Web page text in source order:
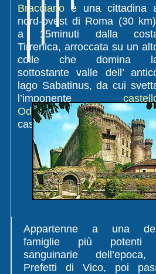
Bracciano è una cittadina
nord-ovest di Roma (30
a 15minuti dalla
Tirrenica, arroccata su un
colle che domina
sottostante valle dell’
lago Sabatinus, da cui
l’imponente
Odescalchi, uno dei più
castelli europei.
Appartenne a una
famiglie più potenti
sanguinarie
Prefetti di Vico, poi